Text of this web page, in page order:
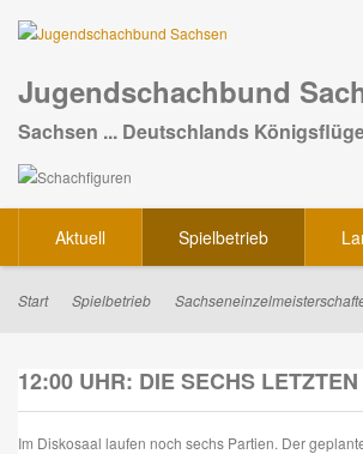
Jugendschachbund
Sachsen ... Deutschlands
Aktuell Spielbetrieb
Start Spielbetrieb
12:00 UHR: DIE SECHS
Im Diskosaal laufen noch sechs Partien. Der